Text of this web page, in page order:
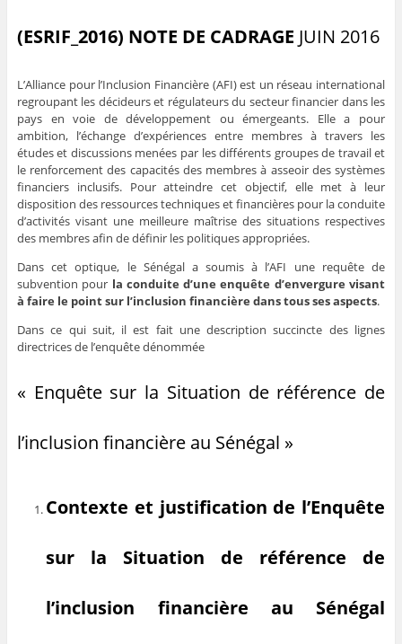
(ESRIF_2016) NOTE DE CADRAGE JUIN 2016
L’Alliance pour l’Inclusion Financière (AFI) est un réseau international
regroupant les décideurs et régulateurs du secteur financier dans les
pays en voie de développement ou émergeants. Elle a pour
ambition, l’échange d’expériences entre membres à travers les
études et discussions menées par les différents groupes de travail et
le renforcement des capacités des membres à asseoir des systèmes
financiers inclusifs. Pour atteindre cet objectif, elle met à leur
disposition des ressources techniques et financières pour la conduite
d’activités visant une meilleure maîtrise des situations respectives
des membres afin de définir les politiques appropriées.
Dans cet optique, le Sénégal a soumis à l’AFI une requête de
subvention pour la conduite d’une enquête d’envergure visant
à faire le point sur l’inclusion financière dans tous ses aspects.
Dans ce qui suit, il est fait une description succincte des lignes
directrices de l’enquête dénommée
« Enquête sur la Situation de référence de
l’inclusion financière au Sénégal »
Contexte et justification de l’Enquête
sur la Situation de référence de
l’inclusion financière au Sénégal